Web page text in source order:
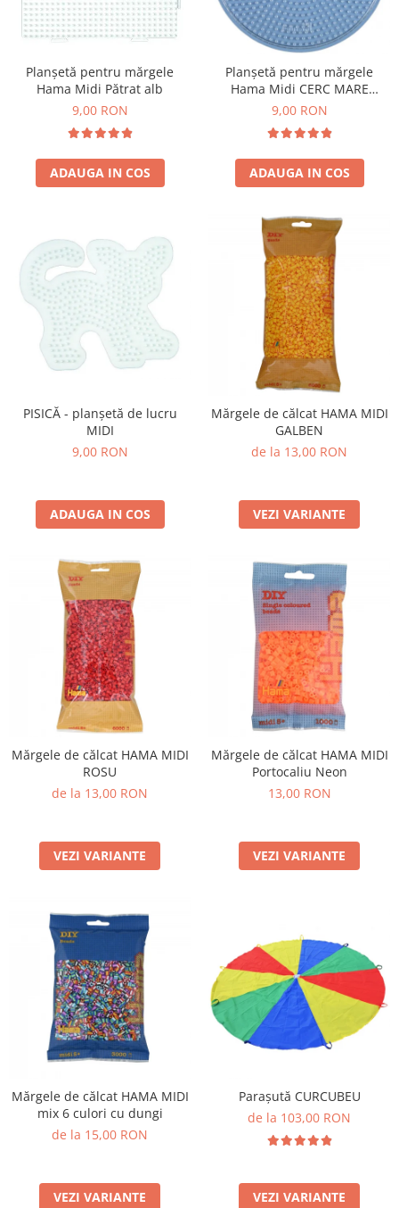
Planșetă pentru mărgele
Hama Midi Pătrat alb
9,00 RON
ADAUGA IN COS
Planșetă pentru mărgele
Hama Midi CERC MARE
transparent
9,00 RON
ADAUGA IN COS
PISICĂ - planșetă de lucru
MIDI
9,00 RON
ADAUGA IN COS
Mărgele de călcat HAMA MIDI
GALBEN
de la 13,00 RON
VEZI VARIANTE
Mărgele de călcat HAMA MIDI
ROSU
de la 13,00 RON
VEZI VARIANTE
Mărgele de călcat HAMA MIDI
Portocaliu Neon
13,00 RON
VEZI VARIANTE
Mărgele de călcat HAMA MIDI
mix 6 culori cu dungi
de la 15,00 RON
VEZI VARIANTE
Parașută CURCUBEU
de la 103,00 RON
VEZI VARIANTE